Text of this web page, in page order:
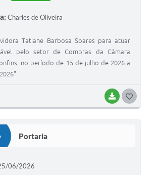
BAIXAR
Charles de Oliveira
Tatiane Barbosa Soares para atuar
pelo setor de Compras da Câmara
no período de 15 de julho de 2026 a
Portaria
06/2026